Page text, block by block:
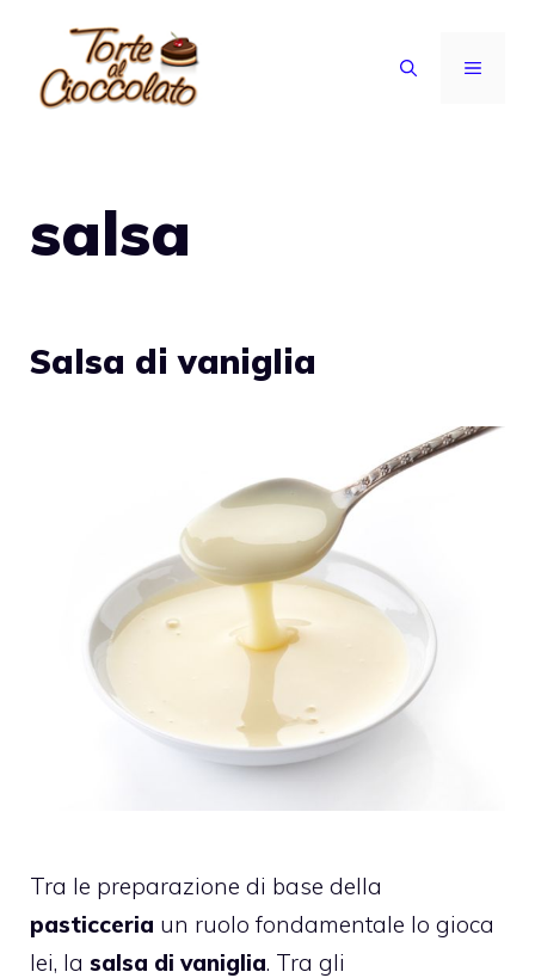
contenuto
MENU
salsa
Salsa di vaniglia
Tra le preparazione di base della
pasticceria un ruolo fondamentale lo gioca
lei, la salsa di vaniglia. Tra gli